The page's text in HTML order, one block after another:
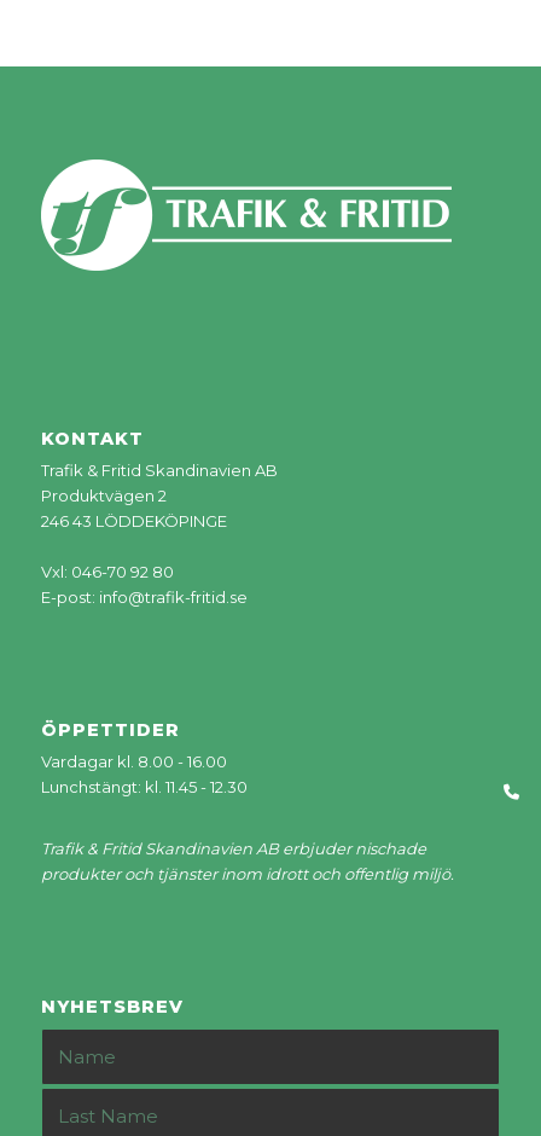
KONTAKT
Trafik & Fritid Skandinavien AB
Produktvägen 2
246 43 LÖDDEKÖPINGE
Vxl: 046-70 92 80
E-post: info@trafik-fritid.se
ÖPPETTIDER
Vardagar kl. 8.00 - 16.00
Lunchstängt: kl. 11.45 - 12.30
Trafik & Fritid Skandinavien AB erbjuder nischade
produkter och tjänster inom idrott och offentlig miljö.
NYHETSBREV